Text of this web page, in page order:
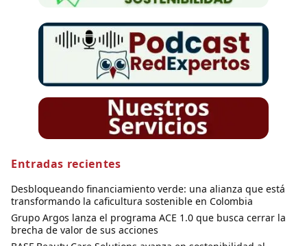
Entradas recientes
Desbloqueando financiamiento verde: una alianza que está
transformando la caficultura sostenible en Colombia
Grupo Argos lanza el programa ACE 1.0 que busca cerrar la
brecha de valor de sus acciones